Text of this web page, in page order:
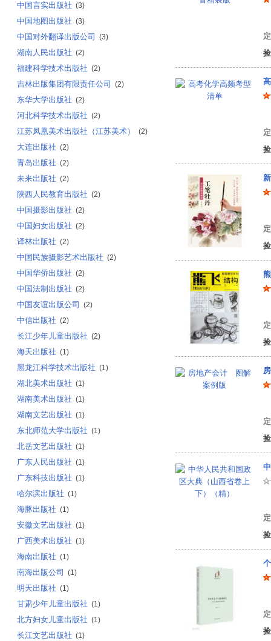
中国言实出版社 (3)
中国地图出版社 (3)
中国对外翻译出版公司 (3)
湖南人民出版社 (2)
福建科学技术出版社 (2)
吉林出版集团有限责任公司 (2)
东华大学出版社 (2)
河北科学技术出版社 (2)
江苏凤凰美术出版社（江苏美术） (2)
大连出版社 (2)
青岛出版社 (2)
未来出版社 (2)
陕西人民教育出版社 (2)
中国摄影出版社 (2)
中国妇女出版社 (2)
译林出版社 (2)
中国民族摄影艺术出版社 (2)
中国华侨出版社 (2)
中国法制出版社 (2)
中国友谊出版公司 (2)
中信出版社 (2)
长江少年儿童出版社 (2)
海天出版社 (1)
黑龙江科学技术出版社 (1)
湖北美术出版社 (1)
湖南美术出版社 (1)
湖南文艺出版社 (1)
东北师范大学出版社 (1)
北岳文艺出版社 (1)
广东人民出版社 (1)
广东科技出版社 (1)
哈尔滨出版社 (1)
海豚出版社 (1)
安徽文艺出版社 (1)
广西美术出版社 (1)
海南出版社 (1)
南海出版公司 (1)
明天出版社 (1)
甘肃少年儿童出版社 (1)
北方妇女儿童出版社 (1)
长江文艺出版社 (1)